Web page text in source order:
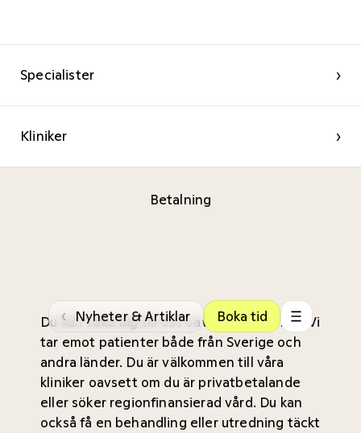
‹ Nyheter & Artiklar Boka tid
Specialister ›
Kliniker ›
Betalning
Du kan söka dig till oss oavsett var du bor. Vi
tar emot patienter både från Sverige och
andra länder. Du är välkommen till våra
kliniker oavsett om du är privatbetalande
eller söker regionfinansierad vård. Du kan
också få en behandling eller utredning täckt